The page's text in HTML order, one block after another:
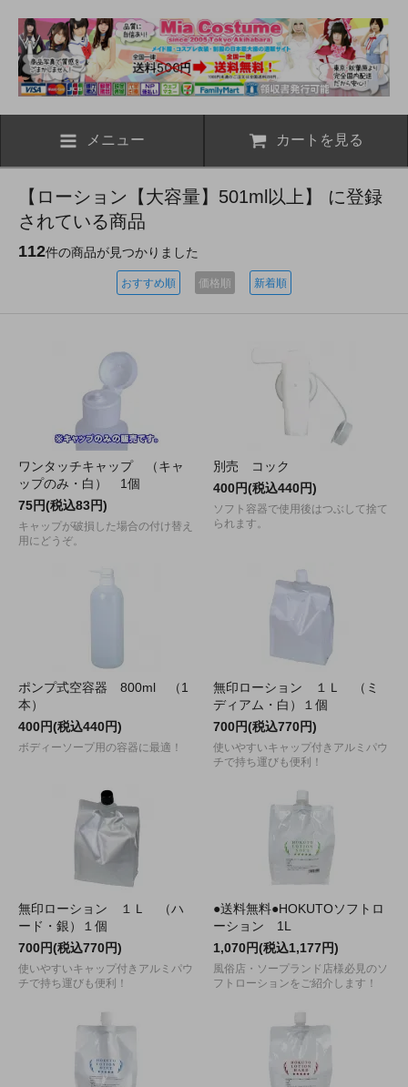
メニュー カートを見る
【ローション【大容量】501ml以上】 に登録
されている商品
112件の商品が見つかりました
おすすめ順 価格順 新着順
ワンタッチキャップ （キャ
ップのみ・白） 1個
75円(税込83円)
キャップが破損した場合の付け替え
用にどうぞ。
別売 コック
400円(税込440円)
ソフト容器で使用後はつぶして捨て
られます。
ポンプ式空容器 800ml （1
本）
400円(税込440円)
ボディーソープ用の容器に最適！
無印ローション １Ｌ （ミ
ディアム・白）１個
700円(税込770円)
使いやすいキャップ付きアルミパウ
チで持ち運びも便利！
無印ローション １Ｌ （ハ
ード・銀）１個
700円(税込770円)
使いやすいキャップ付きアルミパウ
チで持ち運びも便利！
●送料無料●HOKUTOソフトロ
ーション 1L
1,070円(税込1,177円)
風俗店・ソープランド店様必見のソ
フトローションをご紹介します！